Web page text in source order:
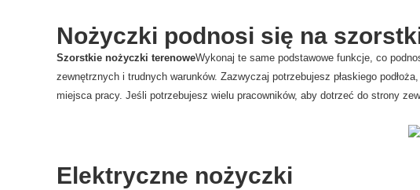
Nożyczki podnosi się na
Szorstkie nożyczki terenoweWykonaj te same podstawowe funkcje, co
zewnętrznych i trudnych warunków. Zazwyczaj potrzebujesz płaskiego
miejsca pracy. Jeśli potrzebujesz wielu pracowników, aby dotrzeć do strony
Elektryczne nożyczki